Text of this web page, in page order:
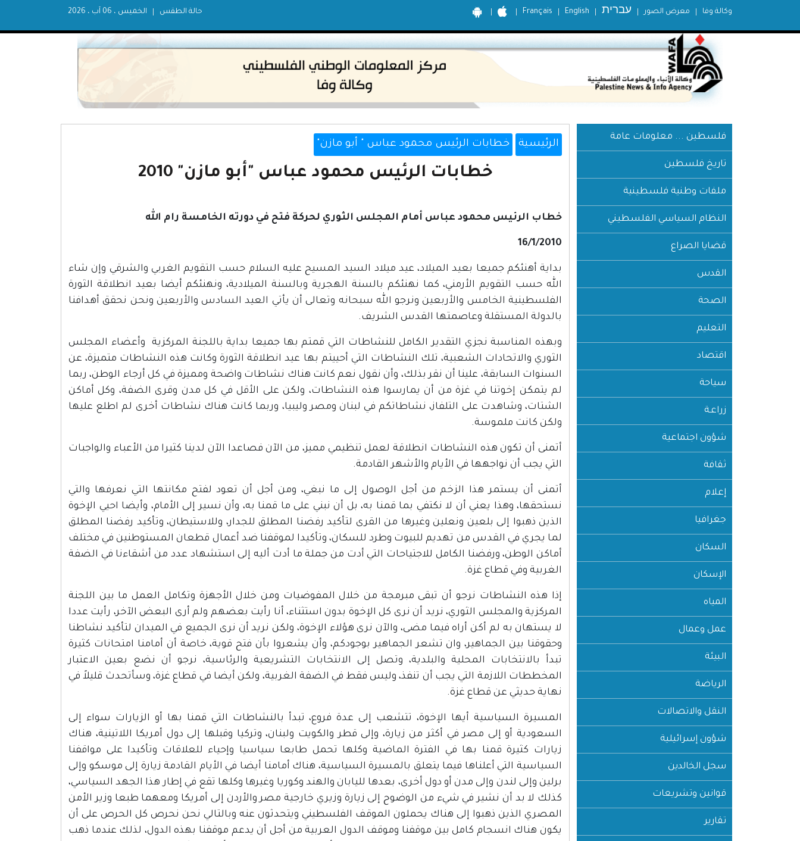
Français English עברית معرض الصور وكالة وفا الخميس ، 06 آب ، 2026 حالة الطقس
فلسطين ... معلومات عامة
تاريخ فلسطين
ملفات وطنية فلسطينية
النظام السياسي الفلسطيني
قضايا الصراع
القدس
الصحة
التعليم
اقتصاد
سياحة
زراعـة
شؤون اجتماعية
ثقافة
إعلام
جغرافيا
السكان
الإسكان
المياه
عمل وعمال
البيئة
الرياضة
النقل والاتصالات
شؤون إسرائيلية
سجل الخالدين
قوانين وتشريعات
تقارير
الرئيسية خطابات الرئيس محمود عباس " أبو مازن"
خطابات الرئيس محمود عباس "أبو مازن" 2010
خطاب الرئيس محمود عباس أمام المجلس الثوري لحركة فتح في دورته الخامسة رام الله
16/1/2010
بداية أهنئكم جميعا بعيد الميلاد، عيد ميلاد السيد المسيح عليه السلام حسب التقويم الغربي والشرقي وإن شاء
الله حسب التقويم الأرمني، كما نهنئكم بالسنة الهجرية وبالسنة الميلادية، ونهنئكم أيضا بعيد انطلاقة الثورة
الفلسطينية الخامس والأربعين ونرجو الله سبحانه وتعالى أن يأتي العيد السادس والأربعين ونحن نحقق أهدافنا
بالدولة المستقلة وعاصمتها القدس الشريف.
وبهذه المناسبة نجزي التقدير الكامل للنشاطات التي قمتم بها جميعا بداية باللجنة المركزية وأعضاء المجلس
الثوري والاتحادات الشعبية، تلك النشاطات التي أحييتم بها عيد انطلاقة الثورة وكانت هذه النشاطات متميزة، عن
السنوات السابقة، علينا أن نقر بذلك، وأن نقول نعم كانت هناك نشاطات واضحة ومميزة في كل أرجاء الوطن، ربما
لم يتمكن إخوتنا في غزة من أن يمارسوا هذه النشاطات، ولكن على الأقل في كل مدن وقرى الضفة، وكل أماكن
الشتات، وشاهدت على التلفاز، نشاطاتكم في لبنان ومصر وليبيا، وربما كانت هناك نشاطات أخرى لم اطلع عليها
ولكن كانت ملموسة.
أتمنى أن تكون هذه النشاطات انطلاقة لعمل تنظيمي مميز، من الآن فصاعدا الآن لدينا كثيرا من الأعباء والواجبات
التي يجب أن نواجهها في الأيام والأشهر القادمة.
أتمنى أن يستمر هذا الزخم من أجل الوصول إلى ما نبغي، ومن أجل أن تعود لفتح مكانتها التي نعرفها والتي
نستحقها، وهذا يعني أن لا نكتفي بما قمنا به، بل أن نبني على ما قمنا به، وأن نسير إلى الأمام، وأيضا احيي الإخوة
الذين ذهبوا إلى بلعين ونعلين وغيرها من القرى لتأكيد رفضنا المطلق للجدار، وللاستيطان، وتأكيد رفضنا المطلق
لما يجري في القدس من تهديم للبيوت وطرد للسكان، وتأكيدا لموقفنا ضد أعمال قطعان المستوطنين في مختلف
أماكن الوطن، ورفضنا الكامل للاجتياحات التي أدت من جملة ما أدت أليه إلى استشهاد عدد من أشقاءنا في الضفة
الغربية وفي قطاع غزة.
إذا هذه النشاطات نرجو أن تبقى مبرمجة من خلال المفوضيات ومن خلال الأجهزة وتكامل العمل ما بين اللجنة
المركزية والمجلس الثوري، نريد أن نرى كل الإخوة بدون استثناء، أنا رأيت بعضهم ولم أرى البعض الآخر، رأيت عددا
لا يستهان به لم أكن أراه فيما مضى، والآن نرى هؤلاء الإخوة، ولكن نريد أن نرى الجميع في الميدان لتأكيد نشاطنا
وحقوقنا بين الجماهير، وان تشعر الجماهير بوجودكم، وأن يشعروا بأن فتح قوية، خاصة أن أمامنا امتحانات كثيرة
تبدأ بالانتخابات المحلية والبلدية، وتصل إلى الانتخابات التشريعية والرئاسية، نرجو أن نضع بعين الاعتبار
المخططات اللازمة التي يجب أن تنفذ، وليس فقط في الضفة الغربية، ولكن أيضا في قطاع غزة، وسأتحدث قليلاً في
نهاية حديثي عن قطاع غزة.
المسيرة السياسية أيها الإخوة، تتشعب إلى عدة فروع، تبدأ بالنشاطات التي قمنا بها أو الزيارات سواء إلى
السعودية أو إلى مصر في أكثر من زيارة، وإلى قطر والكويت ولبنان، وتركيا وقبلها إلى دول أمريكا اللاتينية، هناك
زيارات كثيرة قمنا بها في الفترة الماضية وكلها تحمل طابعا سياسيا وإحياء للعلاقات وتأكيدا على مواقفنا
السياسية التي أعلناها فيما يتعلق بالمسيرة السياسية، هناك أمامنا أيضا في الأيام القادمة زيارة إلى موسكو وإلى
برلين وإلى لندن وإلى مدن أو دول أخرى، بعدها لليابان والهند وكوريا وغيرها وكلها تقع في إطار هذا الجهد السياسي،
كذلك لا بد أن نشير في شيء من الوضوح إلى زيارة وزيري خارجية مصر والأردن إلى أمريكا ومعهما طبعا وزير الأمن
المصري الذين ذهبوا إلى هناك يحملون الموقف الفلسطيني ويتحدثون عنه وبالتالي نحن نحرص كل الحرص على أن
يكون هناك انسجام كامل بين موقفنا وموقف الدول العربية من أجل أن يدعم موقفنا بهذه الدول، لذلك عندما ذهب